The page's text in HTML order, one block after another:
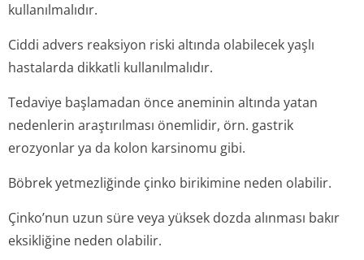
kullanılmalıdır.
Ciddi advers reaksiyon riski altında olabilecek yaşlı
hastalarda dikkatli kullanılmalıdır.
Tedaviye başlamadan önce aneminin altında yatan
nedenlerin araştırılması önemlidir, örn. gastrik
erozyonlar ya da kolon karsinomu gibi.
Böbrek yetmezliğinde çinko birikimine neden olabilir.
Çinko’nun uzun süre veya yüksek dozda alınması bakır
eksikliğine neden olabilir.